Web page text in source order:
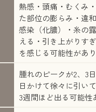
熱感・頭痛・むくみ
た部位の膨らみ・違
感染（化膿）・糸の
える・引き上がりす
を感じる可能性があり
腫れのピークが2、3
日かけて徐々に引い
3週間ほど出る可能性